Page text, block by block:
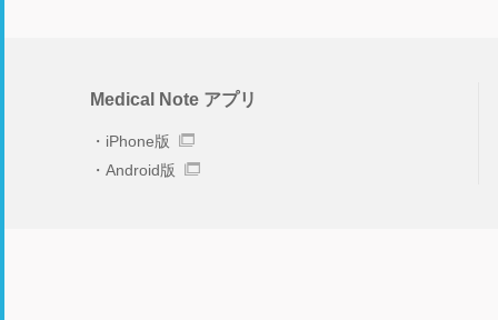
Medical Note アプリ
iPhone版
Android版